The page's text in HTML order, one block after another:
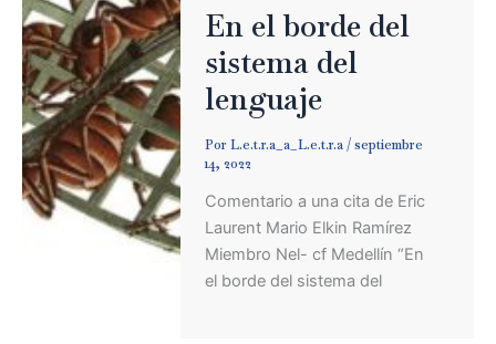
En el borde del
sistema del
lenguaje
Por L.e.t.r.a_a_L.e.t.r.a / septiembre
14, 2022
Comentario a una cita de Eric
Laurent Mario Elkin Ramírez
Miembro Nel- cf Medellín “En
el borde del sistema del